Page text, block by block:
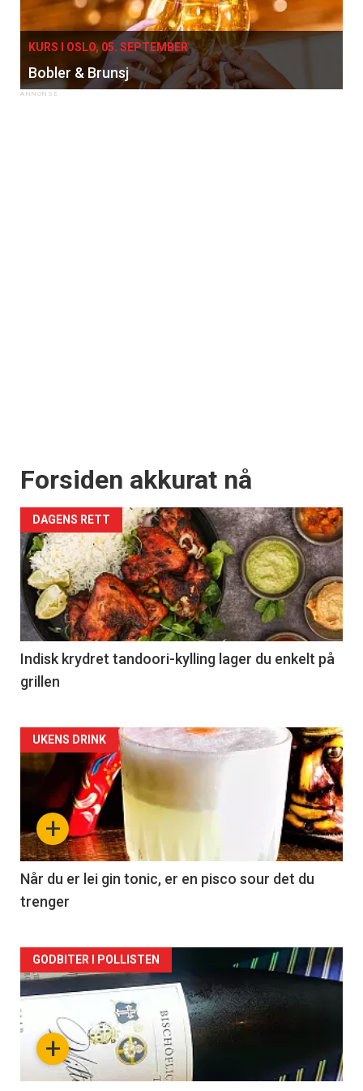
KURS I OSLO, 05. SEPTEMBER
Bobler & Brunsj
Forsiden akkurat nå
DAGENS RETT
Indisk krydret tandoori-kylling lager du enkelt på
grillen
Forsiden
akkurat
nå
-
2
+
UKENS DRINK
Når du er lei gin tonic, er en pisco sour det du
trenger
Forsiden
akkurat
nå+
GODBITER I POLLISTEN